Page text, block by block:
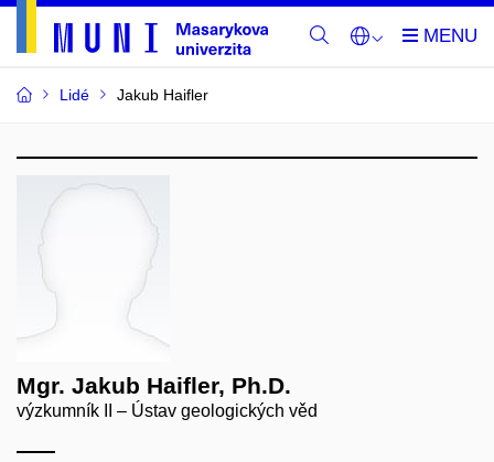
Lidé Jakub Haifler
Mgr. Jakub Haifler, Ph.D.
výzkumník II – Ústav geologických věd